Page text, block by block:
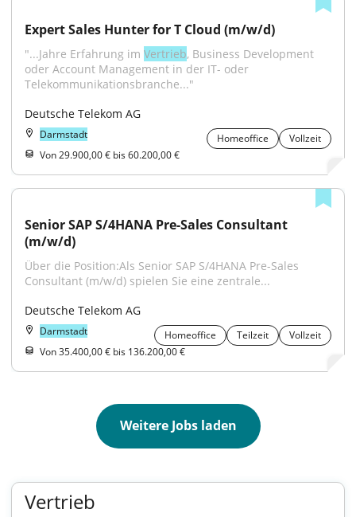
Expert Sales Hunter for T Cloud (m/w/d)
"...Jahre Erfahrung im Vertrieb, Business Development
oder Account Management in der IT- oder
Telekommunikationsbranche..."
Deutsche Telekom AG
Darmstadt Homeoffice
Vollzeit
Von 29.900,00 € bis 60.200,00 €
Senior SAP S/4HANA Pre-Sales Consultant
(m/w/d)
Über die Position:Als Senior SAP S/4HANA Pre-Sales
Consultant (m/w/d) spielen Sie eine zentrale...
Deutsche Telekom AG
Darmstadt Homeoffice Teilzeit
Vollzeit
Von 35.400,00 € bis 136.200,00 €
Weitere Jobs laden
Vertrieb